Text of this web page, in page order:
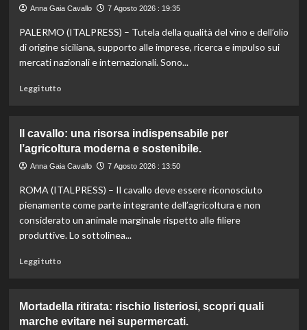
“Ricette
come
le
vite
umanitari”.
Anna Gaia Cavallo 7 Agosto 2026 : 19:35
PALERMO (ITALPRESS) – Tutela della qualità del vino e dell’olio
di origine siciliana, supporto alle imprese, ricerca e impulso sui
mercati nazionali e internazionali. Sono...
Leggi tuttoLeggi
Controllo
qualità
olio
vino:
l’IRVO
potenzia
per
Il cavallo: una risorsa indispensabile per
l’agricoltura moderna e sostenibile.
Anna Gaia Cavallo 7 Agosto 2026 : 13:50
ROMA (ITALPRESS) – Il cavallo deve essere riconosciuto
pienamente come parte integrante dell’agricoltura e non
considerato un animale marginale rispetto alle filiere
produttive. Lo sottolinea...
Leggi tuttoLeggi
Il
cavallo:
Mortadella ritirata: rischio listeriosi, scopri quali
marche evitare nei supermercati.